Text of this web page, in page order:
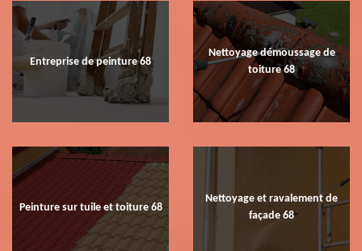
Entreprise de peinture 68
Nettoyage démoussage de
toiture 68
Peinture sur tuile et toiture 68
Nettoyage et ravalement de
façade 68